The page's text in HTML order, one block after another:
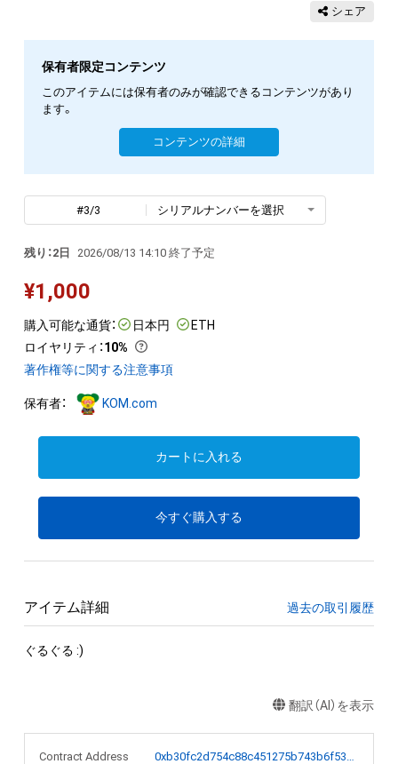
シェア
保有者限定コンテンツ
このアイテムには保有者のみが確認できるコンテンツがあり
ます。
コンテンツの詳細
#3/3 シリアルナンバーを選択
残り：2日 2026/08/13 14:10 終了予定
¥1,000
購入可能な通貨： 日本円
ETH
ロイヤリティ ：10%
著作権等に関する注意事項
保有者： KOM.com
カートに入れる
今すぐ購入する
アイテム詳細 過去の取引履歴
ぐるぐる :)
翻訳（AI）を表示
Contract Address